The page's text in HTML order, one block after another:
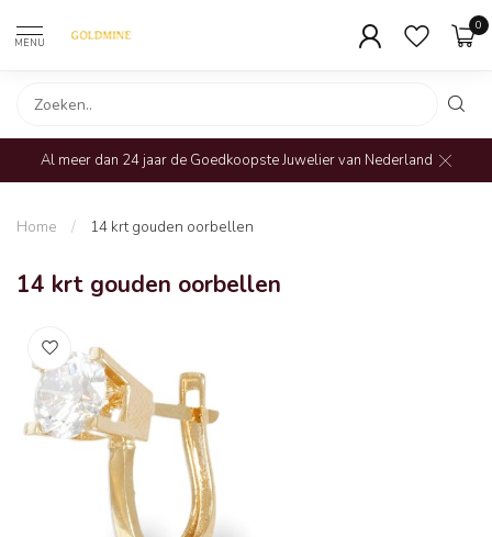
MENU
0
Al meer dan 24 jaar de Goedkoopste Juwelier van Nederland
Home / 14 krt gouden oorbellen
14 krt gouden oorbellen